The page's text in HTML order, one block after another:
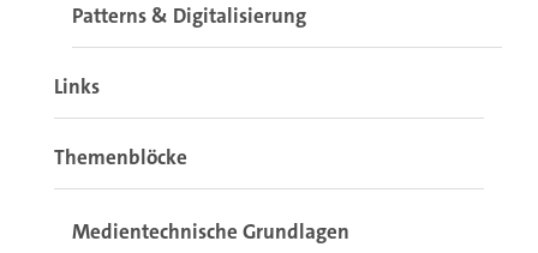
Patterns & Digitalisierung
Links
Themenblöcke
Medientechnische Grundlagen